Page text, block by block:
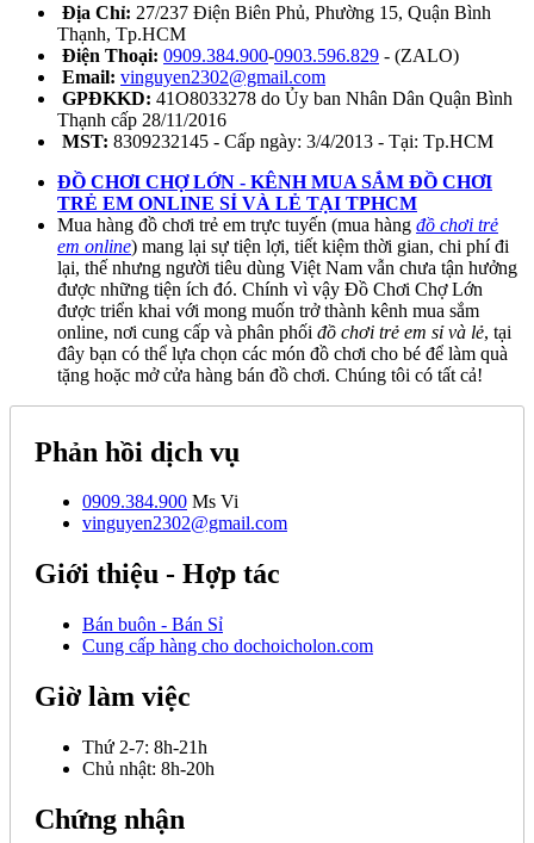
Địa Chỉ: 27/237 Điện Biên Phủ, Phường 15, Quận Bình
Thạnh, Tp.HCM
Điện Thoại: 0909.384.900-0903.596.829 - (ZALO)
Email: vinguyen2302@gmail.com
GPĐKKD: 41O8033278 do Ủy ban Nhân Dân Quận Bình
Thạnh cấp 28/11/2016
MST: 8309232145 - Cấp ngày: 3/4/2013 - Tại: Tp.HCM
ĐỒ CHƠI CHỢ LỚN - KÊNH MUA SẮM ĐỒ CHƠI
TRẺ EM ONLINE SỈ VÀ LẺ TẠI TPHCM
Mua hàng đồ chơi trẻ em trực tuyến (mua hàng đồ chơi trẻ
em online) mang lại sự tiện lợi, tiết kiệm thời gian, chi phí đi
lại, thế nhưng người tiêu dùng Việt Nam vẫn chưa tận hưởng
được những tiện ích đó. Chính vì vậy Đồ Chơi Chợ Lớn
được triển khai với mong muốn trở thành kênh mua sắm
online, nơi cung cấp và phân phối đồ chơi trẻ em sỉ và lẻ, tại
đây bạn có thể lựa chọn các món đồ chơi cho bé để làm quà
tặng hoặc mở cửa hàng bán đồ chơi. Chúng tôi có tất cả!
Phản hồi dịch vụ
0909.384.900 Ms Vi
vinguyen2302@gmail.com
Giới thiệu - Hợp tác
Bán buôn - Bán Sỉ
Cung cấp hàng cho dochoicholon.com
Giờ làm việc
Thứ 2-7: 8h-21h
Chủ nhật: 8h-20h
Chứng nhận